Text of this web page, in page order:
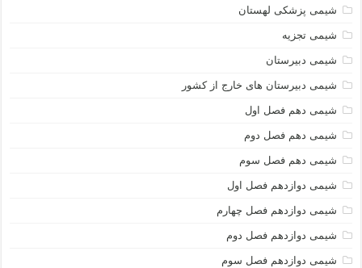
شیمی پزشکی لهستان
شیمی تجزیه
شیمی دبیرستان
شیمی دبیرستان های خارج از کشور
شیمی دهم فصل اول
شیمی دهم فصل دوم
شیمی دهم فصل سوم
شیمی دوازدهم فصل اول
شیمی دوازدهم فصل چهارم
شیمی دوازدهم فصل دوم
شیمی دوازدهم فصل سوم